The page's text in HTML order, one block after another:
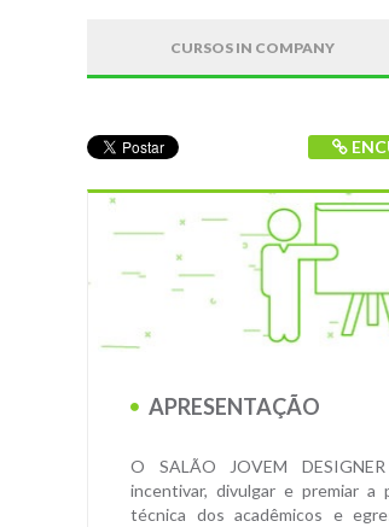
CURSOS IN COMPANY
APRESENTAÇÃO
O SALÃO JOVEM
incentivar, divulgar e premiar a
técnica dos acadêmicos e